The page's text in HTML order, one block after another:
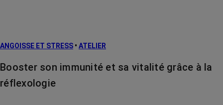
ANGOISSE ET STRESS • ATELIER
Booster son immunité et sa vitalité grâce à la
réflexologie